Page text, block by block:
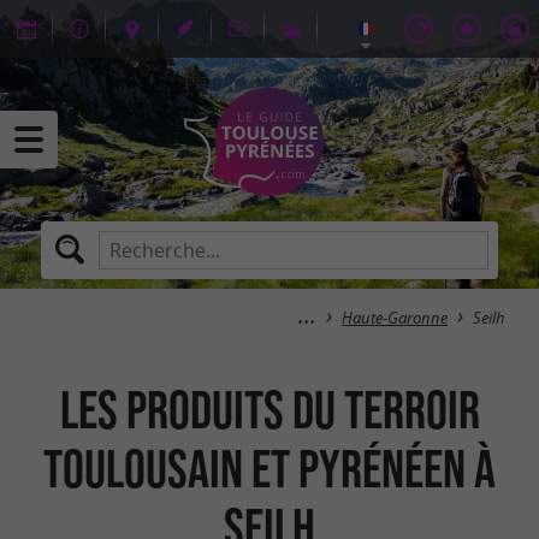
Haute-Garonne Seilh
Les Produits du Terroir
Toulousain et Pyrénéen à
Seilh